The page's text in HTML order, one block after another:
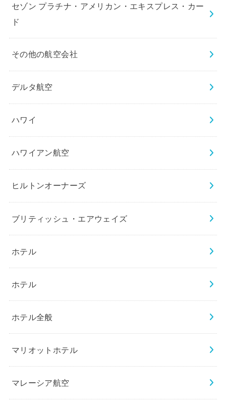
セゾン プラチナ・アメリカン・エキスプレス・カー
ド
その他の航空会社
デルタ航空
ハワイ
ハワイアン航空
ヒルトンオーナーズ
ブリティッシュ・エアウェイズ
ホテル
ホテル
ホテル全般
マリオットホテル
マレーシア航空